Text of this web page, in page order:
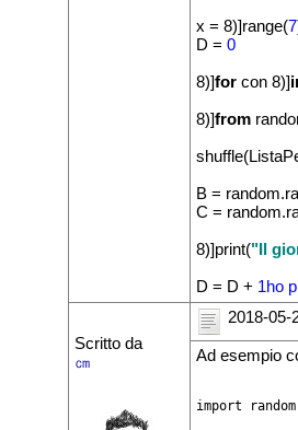
x = 8)]range(7
D = 0
8)]for con 8)]
8)]from
B =
C =
8)]print("Il
D = D + 1ho
Scritto da
㎝
2018-05-
Ad esempio
import random